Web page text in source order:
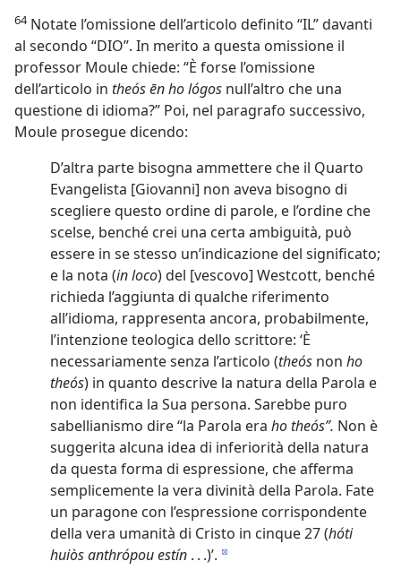
64Notate l’omissione dell’articolo definito “IL” davanti
al secondo “DIO”. In merito a questa omissione il
professor Moule chiede: “È forse l’omissione
dell’articolo in theós ēn ho lógos null’altro che una
questione di idioma?” Poi, nel paragrafo successivo,
Moule prosegue dicendo:
D’altra parte bisogna ammettere che il Quarto
Evangelista [Giovanni] non aveva bisogno di
scegliere questo ordine di parole, e l’ordine che
scelse, benché crei una certa ambiguità, può
essere in se stesso un’indicazione del significato;
e la nota (in loco) del [vescovo] Westcott, benché
richieda l’aggiunta di qualche riferimento
all’idioma, rappresenta ancora, probabilmente,
l’intenzione teologica dello scrittore: ‘È
necessariamente senza l’articolo (theós non ho
theós) in quanto descrive la natura della Parola e
non identifica la Sua persona. Sarebbe puro
sabellianismo dire “la Parola era ho theós”. Non è
suggerita alcuna idea di inferiorità della natura
da questa forma di espressione, che afferma
semplicemente la vera divinità della Parola. Fate
un paragone con l’espressione corrispondente
della vera umanità di Cristo in cinque 27 (hóti
huiòs anthrópou estín . . .)’. d